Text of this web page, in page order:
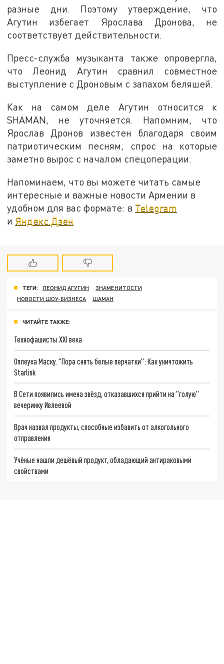
разные дни. Поэтому утверждение, что
Агутин избегает Ярослава Дронова, не
соответствует действительности.
Пресс-служба музыканта также опровергла,
что Леонид Агутин сравнил совместное
выступление с Дроновым с запахом беляшей.
Как на самом деле Агутин относится к
SHAMAN, не уточняется. Напомним, что
Ярослав Дронов известен благодаря своим
патриотическим песням, спрос на которые
заметно вырос с началом спецоперации.
Напоминаем, что вы можете читать самые
интересные и важные новости Армении в
удобном для вас формате: в Telegram
и Яндекс.Дзен
ТЕГИ: ЛЕОНИД АГУТИН
ЗНАМЕНИТОСТИ
НОВОСТИ ШОУ-БИЗНЕСА
ШАМАН
ЧИТАЙТЕ ТАКЖЕ:
Технофашисты XXI века
Оплеуха Маску. "Пора снять белые перчатки": Как уничтожить
Starlink
В Сети появились имена звёзд, отказавшихся прийти на "голую"
вечеринку Ивлеевой
Врач назвал продукты, способные избавить от алкогольного
отправления
Учёные нашли дешёвый продукт, обладающий антираковыми
свойствами